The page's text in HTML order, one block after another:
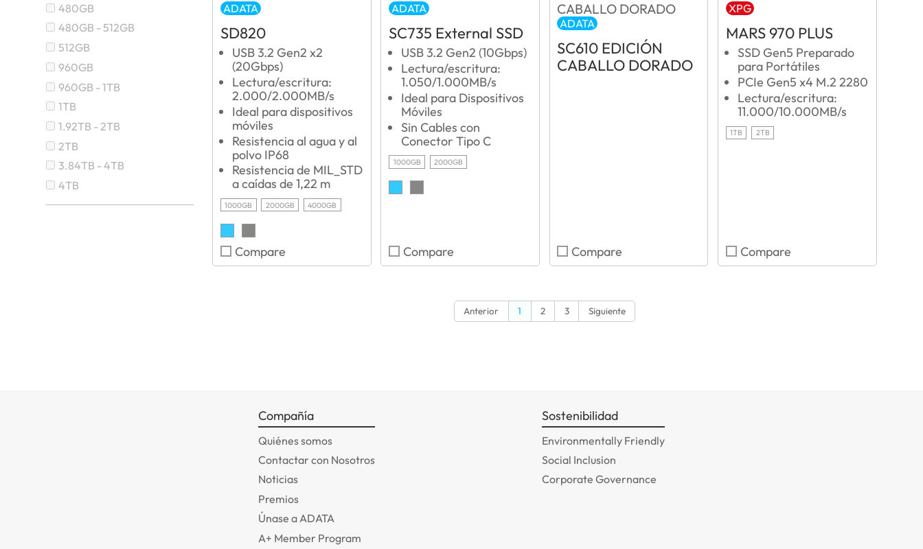
480GB
480GB - 512GB
512GB
960GB
960GB - 1TB
1TB
1.92TB - 2TB
2TB
3.84TB - 4TB
4TB
ADATA
SD820
USB 3.2 Gen2 x2
(20Gbps)
Lectura/escritura:
2.000/2.000MB/s
Ideal para dispositivos
móviles
Resistencia al agua y al
polvo IP68
Resistencia de MIL_STD
a caídas de 1,22 m
1000GB 2000GB 4000GB
Compare
ADATA
SC735 External SSD
USB 3.2 Gen2 (10Gbps)
Lectura/escritura:
1.050/1.000MB/s
Ideal para Dispositivos
Móviles
Sin Cables con
Conector Tipo C
1000GB 2000GB
Compare
ADATA
SC610 EDICIÓN
CABALLO DORADO
Compare
XPG
MARS 970 PLUS
SSD Gen5 Preparado
para Portátiles
PCIe Gen5 x4 M.2 2280
Lectura/escritura:
11.000/10.000MB/s
1TB 2TB
Compare
Anterior 1 2 3 Siguiente
Compañía
Quiénes somos
Contactar con Nosotros
Noticias
Premios
Únase a ADATA
A+ Member Program
Sostenibilidad
Environmentally Friendly
Social Inclusion
Corporate Governance